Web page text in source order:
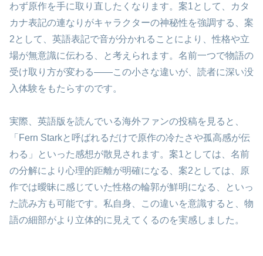
わず原作を手に取り直したくなります。案1として、カタ
カナ表記の連なりがキャラクターの神秘性を強調する、案
2として、英語表記で音が分かれることにより、性格や立
場が無意識に伝わる、と考えられます。名前一つで物語の
受け取り方が変わる――この小さな違いが、読者に深い没
入体験をもたらすのです。
実際、英語版を読んでいる海外ファンの投稿を見ると、
「Fern Starkと呼ばれるだけで原作の冷たさや孤高感が伝
わる」といった感想が散見されます。案1としては、名前
の分解により心理的距離が明確になる、案2としては、原
作では曖昧に感じていた性格の輪郭が鮮明になる、といっ
た読み方も可能です。私自身、この違いを意識すると、物
語の細部がより立体的に見えてくるのを実感しました。